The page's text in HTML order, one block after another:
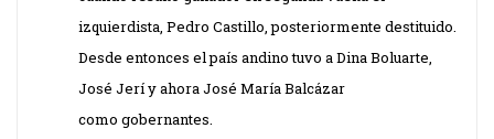
izquierdista, Pedro Castillo, posteriormente destituido.
Desde entonces el país andino tuvo a Dina Boluarte,
José Jerí y ahora José María Balcázar
como gobernantes.